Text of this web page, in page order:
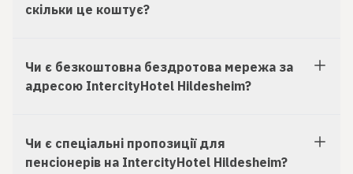
скільки це коштує?
Чи є безкоштовна бездротова мережа за
адресою IntercityHotel Hildesheim?
Чи є спеціальні пропозиції для
пенсіонерів на IntercityHotel Hildesheim?